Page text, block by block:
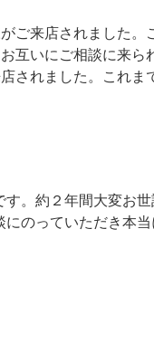
ご来店されました。
互いにご相談に来ら
されました。これま
。約２年間大変お世
のっていただき本当